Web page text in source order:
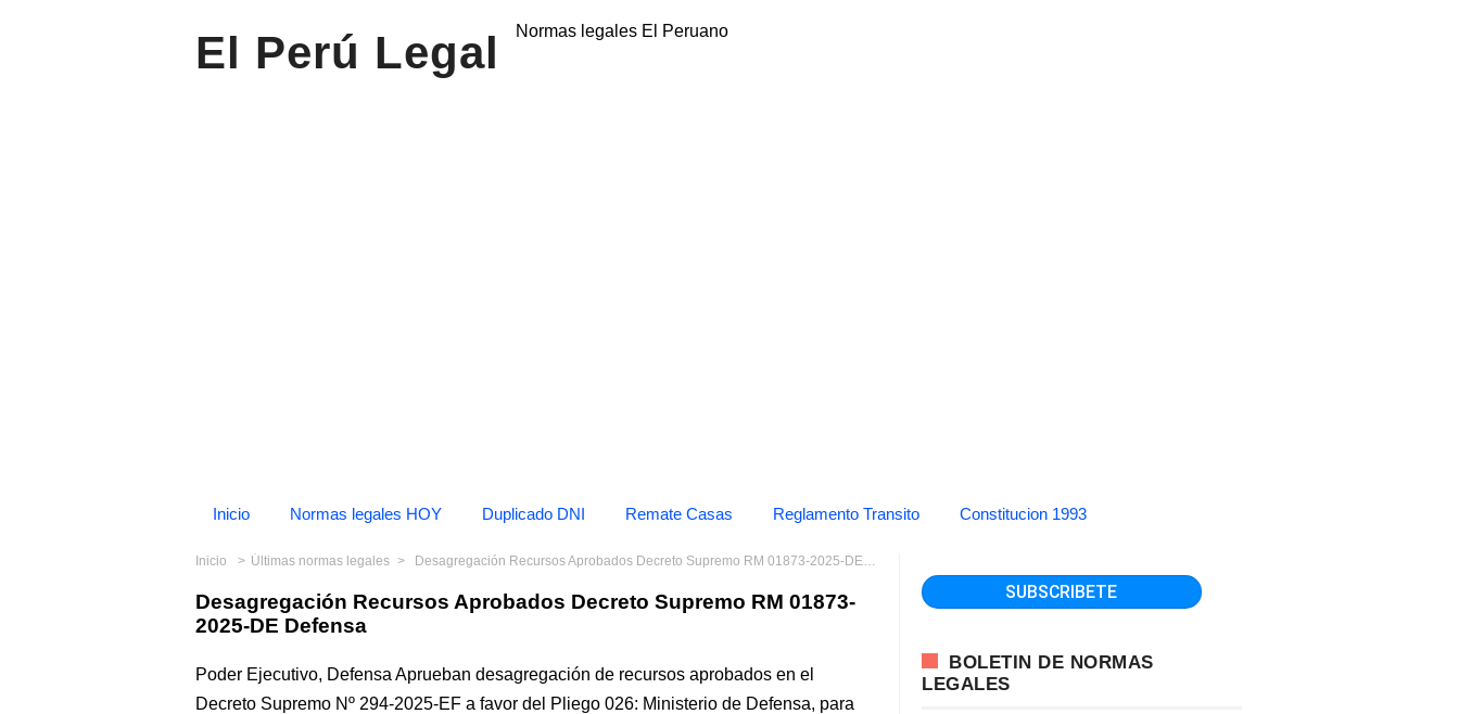
El Perú Legal Normas legales El Peruano
Inicio Normas legales HOY Duplicado DNI Remate Casas Reglamento Transito Constitucion 1993
Inicio Últimas normas legales Desagregación Recursos Aprobados Decreto Supremo RM 01873-2025-DE Defensa
Desagregación Recursos Aprobados Decreto Supremo RM 01873-
2025-DE Defensa
Poder Ejecutivo, Defensa Aprueban desagregación de recursos aprobados en el
Decreto Supremo Nº 294-2025-EF a favor del Pliego 026: Ministerio de Defensa, para
BOLETIN DE NORMAS
LEGALES